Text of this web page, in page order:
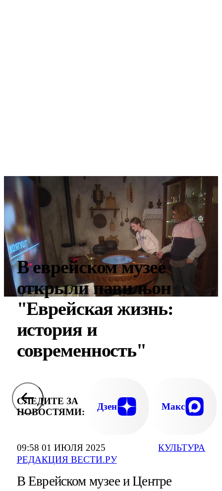
09:58 01 ИЮЛЯ 2025
РЕДАКЦИЯ ВЕСТИ.РУ
КУЛЬТУРА
В еврейском музее
открыли павильон
"Еврейская жизнь:
история и
современность"
СЛЕДИТЕ ЗА
НОВОСТЯМИ:
Дзен Макс
В Еврейском музее и Центре